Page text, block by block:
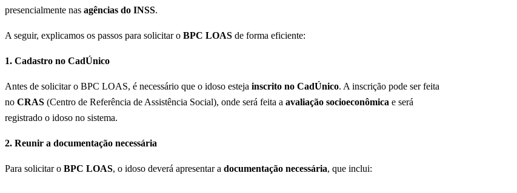
presencialmente nas agências do INSS.
A seguir, explicamos os passos para solicitar o BPC LOAS de forma eficiente:
1. Cadastro no CadÚnico
Antes de solicitar o BPC LOAS, é necessário que o idoso esteja inscrito no CadÚnico. A inscrição pode ser feita
no CRAS (Centro de Referência de Assistência Social), onde será feita a avaliação socioeconômica e será
registrado o idoso no sistema.
2. Reunir a documentação necessária
Para solicitar o BPC LOAS, o idoso deverá apresentar a documentação necessária, que inclui: